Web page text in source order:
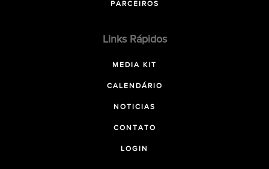
PARCEIROS
Links Rápidos
MEDIA KIT
CALENDÁRIO
NOTICIAS
CONTATO
LOGIN